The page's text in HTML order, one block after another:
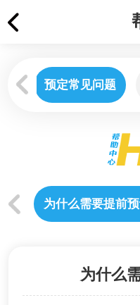
预定常见问题
为什么需要提前预
为什么